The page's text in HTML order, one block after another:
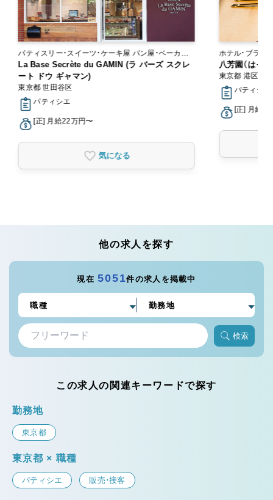
パティスリー・スイーツ・ケーキ屋 パン屋・ベーカリ
ー
La Base Secrète du GAMIN (ラ バーズ スクレ
ート ドウ ギャマン)
東京都 世田谷区
パティシエ
[正] 月給22万円〜
気になる
八芳園（はっぽ
東京都 港区
パティシエ
[正] 月給
他の求人を探す
現在5051件の求人を掲載中
検索
この求人の関連キーワードで探す
勤務地
東京都
東京都 × 職種
パティシエ 販売・接客